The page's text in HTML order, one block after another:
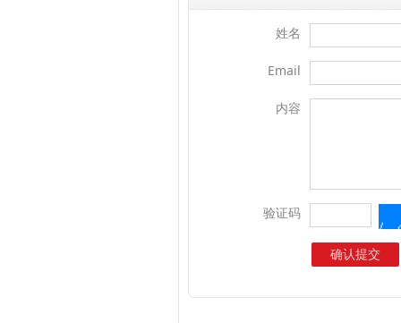
姓名
Email
内容
验证码